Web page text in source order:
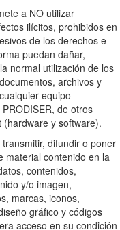
a NO utilizar
ilícitos, prohibidos en
de los derechos e
puedan dañar,
normal utilización de los
archivos y
equipo
de otros
y software).
difundir o poner
material contenido en la
contenidos,
y/o imagen,
marcas, iconos,
gráfico y códigos
acceso en su condición